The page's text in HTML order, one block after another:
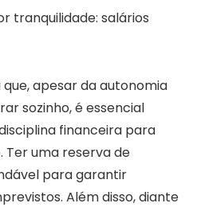
tranquilidade: salários
apesar da autonomia
sozinho, é essencial
financeira para
Ter uma reserva de
para garantir
Além disso, diante